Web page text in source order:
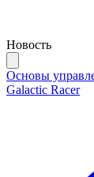
Новость
Основы
Galactic Racer